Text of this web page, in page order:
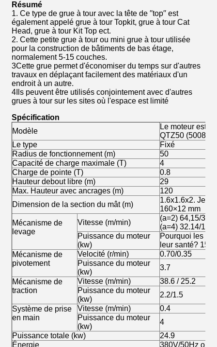
Résumé
1. Ce type de grue à tour avec la tête de ′′top′′ est
également appelé grue à tour Topkit, grue à tour Cat
Head, grue à tour Kit Top ect.
2. Cette petite grue à tour ou mini grue à tour utilisée
pour la construction de bâtiments de bas étage,
normalement 5-15 couches.
3Cette grue permet d'économiser du temps sur d'autres
travaux en déplaçant facilement des matériaux d'un
endroit à un autre.
4Ils peuvent être utilisés conjointement avec d'autres
grues à tour sur les sites où l'espace est limité
Spécification
Modèle
Le moteur est
QTZ50 (5008).
Le type
Fixé
Radius de fonctionnement (m)
50
Capacité de charge maximale (T)
4
Charge de pointe (T)
0.8
Hauteur debout libre (m)
29
Max. Hauteur avec ancrages (m)
120
Dimension de la section du mât (m)
1.6x1.6x2. Je
160×12 mm
Mécanisme de
levage
Vitesse (m/min)
(a=2) 64,15/
(a=4) 32.14/
Puissance du moteur
(kw)
Pourquoi les
leur santé? 15/4
Mécanisme de
pivotement
Velocité (r/min)
0.70/0.35
Puissance du moteur
(kw)
3.7
Mécanisme de
traction
Vitesse (m/min)
38.6 / 25.2
Puissance du moteur
(kw)
2.2/1.5
Système de prise
en main
Vitesse (m/min)
0.4
Puissance du moteur
(kw)
4
Puissance totale (kw)
24.9
Énergie
380V/50Hz ou